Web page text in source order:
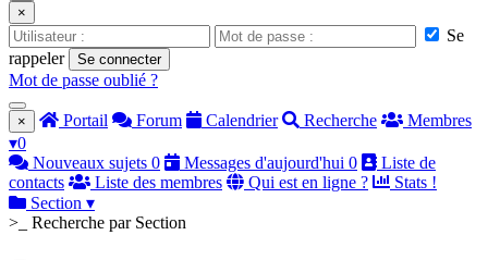
×
Se
rappeler
Se connecter
Mot de passe oublié ?
× Portail Forum Calendrier Recherche
Membres
▾0
Nouveaux sujets 0 Messages d'aujourd'hui 0
Liste de
contacts
Liste des membres Qui est en ligne ?
Stats !
Section ▾
>_ Recherche par Section